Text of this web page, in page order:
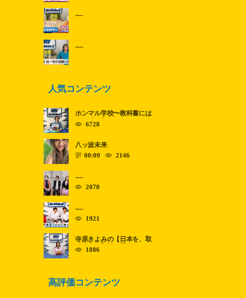
......
......
人気コンテンツ
ホンマル学校〜教科書には
のっていないこと〜 ......
6728
八ッ波未来
00:09
2146
......
2070
......
1921
寺原きよみの【日本を、取
り戻す！】第11回
1886
高評価コンテンツ